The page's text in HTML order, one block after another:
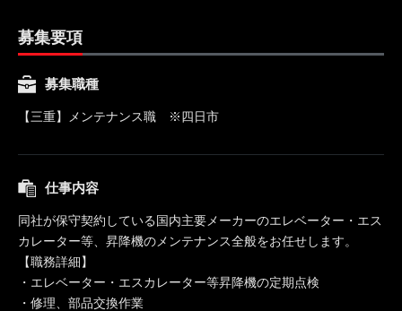
募集要項
募集職種
【三重】メンテナンス職 ※四日市
仕事内容
同社が保守契約している国内主要メーカーのエレベーター・エス
カレーター等、昇降機のメンテナンス全般をお任せします。
【職務詳細】
・エレベーター・エスカレーター等昇降機の定期点検
・修理、部品交換作業